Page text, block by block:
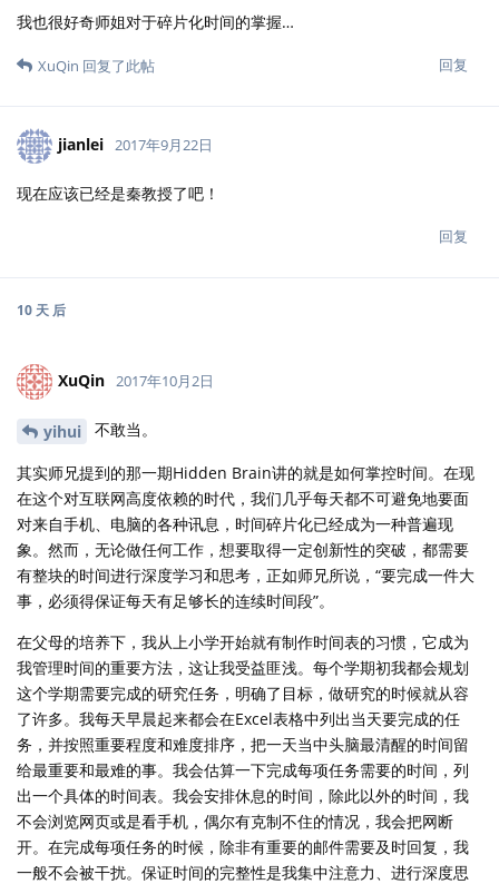
我也很好奇师姐对于碎片化时间的掌握…
回复
XuQin 回复了此帖
jianlei 2017年9月22日
现在应该已经是秦教授了吧！
回复
10 天 后
XuQin 2017年10月2日
yihui 不敢当。
其实师兄提到的那一期Hidden Brain讲的就是如何掌控时间。在现
在这个对互联网高度依赖的时代，我们几乎每天都不可避免地要面
对来自手机、电脑的各种讯息，时间碎片化已经成为一种普遍现
象。然而，无论做任何工作，想要取得一定创新性的突破，都需要
有整块的时间进行深度学习和思考，正如师兄所说，“要完成一件大
事，必须得保证每天有足够长的连续时间段”。
在父母的培养下，我从上小学开始就有制作时间表的习惯，它成为
我管理时间的重要方法，这让我受益匪浅。每个学期初我都会规划
这个学期需要完成的研究任务，明确了目标，做研究的时候就从容
了许多。我每天早晨起来都会在Excel表格中列出当天要完成的任
务，并按照重要程度和难度排序，把一天当中头脑最清醒的时间留
给最重要和最难的事。我会估算一下完成每项任务需要的时间，列
出一个具体的时间表。我会安排休息的时间，除此以外的时间，我
不会浏览网页或是看手机，偶尔有克制不住的情况，我会把网断
开。在完成每项任务的时候，除非有重要的邮件需要及时回复，我
一般不会被干扰。保证时间的完整性是我集中注意力、进行深度思